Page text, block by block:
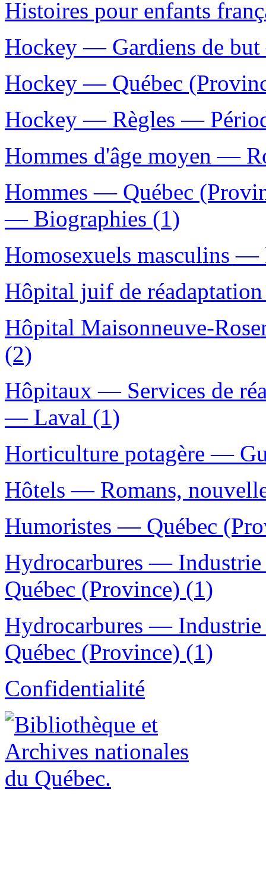
Histoires pour enfants
Hockey — Gardiens de
Hockey — Québec
Hockey — Règles —
Hommes d'âge moyen —
Hommes — Québec
— Biographies (1)
Homosexuels masculins —
Hôpital juif de
Hôpital Maisonneuve-
(2)
Hôpitaux — Services de
— Laval (1)
Horticulture potagère —
Hôtels — Romans,
Humoristes — Québec
Hydrocarbures —
Québec (Province) (1)
Hydrocarbures —
Québec (Province) (1)
Confidentialité